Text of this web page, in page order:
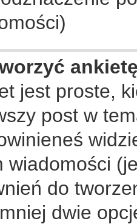
jest proste,
post w
wiadomości
do
dwie